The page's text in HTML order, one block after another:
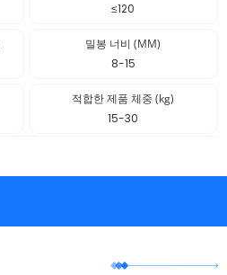
≤120
밀봉 너비 (MM)
8-15
적합한 제품 체중 (kg)
15-30